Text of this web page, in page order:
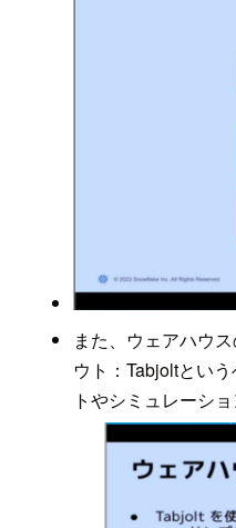
また、ウェアハウ
ウト：Tabjoltとい
トやシミュレーショ